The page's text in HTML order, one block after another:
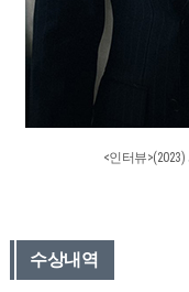
<인터뷰
수상내역